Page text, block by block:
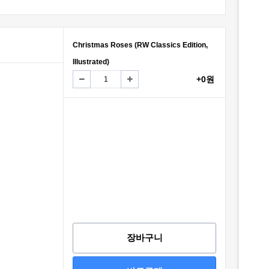
Christmas Roses (RW Classics Edition,
Illustrated)
+0원
장바구니